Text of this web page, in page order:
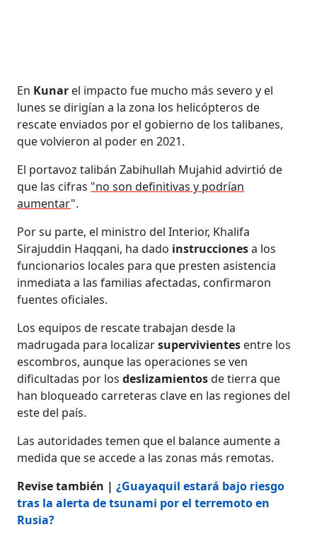
En Kunar el impacto fue mucho más severo y el
lunes se dirigían a la zona los helicópteros de
rescate enviados por el gobierno de los talibanes,
que volvieron al poder en 2021.
El portavoz talibán Zabihullah Mujahid advirtió de
que las cifras "no son definitivas y podrían
aumentar".
Por su parte, el ministro del Interior, Khalifa
Sirajuddin Haqqani, ha dado instruccionesa los
funcionarios locales para que presten asistencia
inmediata a las familias afectadas, confirmaron
fuentes oficiales.
Los equipos de rescate trabajan desde la
madrugada para localizarsupervivientes entre los
escombros, aunque las operaciones se ven
dificultadas por losdeslizamientosde tierra que
han bloqueado carreteras clave en las regiones del
este del país.
Las autoridades temen que el balance aumente a
medida que se accede a las zonas más remotas.
Revise también |¿Guayaquil estará bajo riesgo
tras la alerta de tsunami por el terremoto en
Rusia?